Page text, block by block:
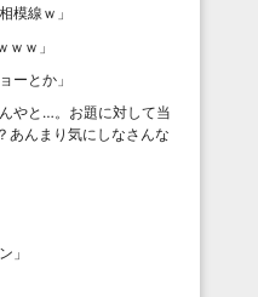
模線ｗ 」
ｗｗ 」
ーとか 」
やと…。お題に対して当
あんまり気にしなさんな
」